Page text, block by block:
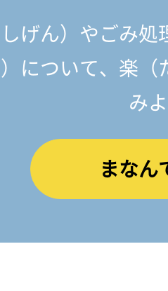
げん）やごみ
について、楽（
み
まなん